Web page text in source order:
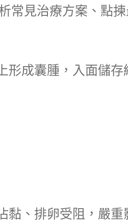
常見治療方案、點
成囊腫，入面儲
、排卵受阻，嚴重